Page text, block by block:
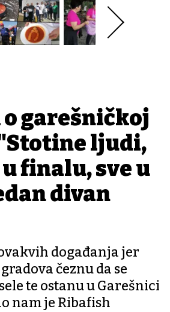
garešničkoj
ljudi,
finalu, sve u
divan
događanja jer
čeznu da se
te ostanu u Garešnici
nam je Ribafish